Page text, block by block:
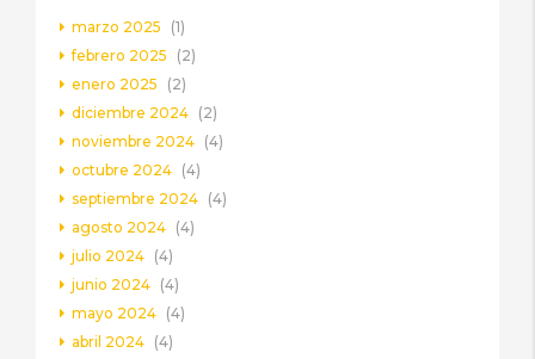
marzo 2025
(1)
febrero 2025
(2)
enero 2025
(2)
diciembre 2024 (2)
noviembre 2024 (4)
octubre 2024 (4)
septiembre 2024 (4)
agosto 2024 (4)
julio 2024 (4)
junio 2024 (4)
mayo 2024 (4)
abril 2024 (4)